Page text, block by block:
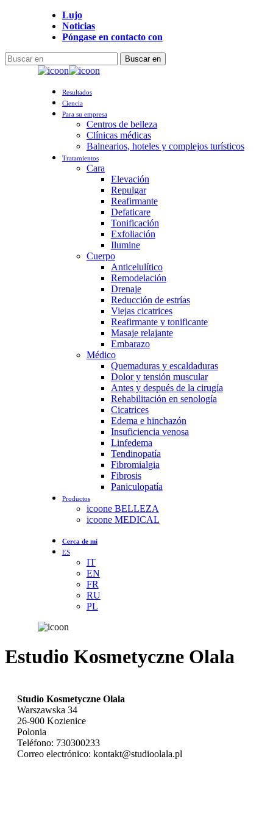
Lujo
Noticias
Póngase en contacto con
Buscar en
Menú
Resultados
Ciencia
Para su empresa
Centros de belleza
Clínicas médicas
Balnearios, hoteles y complejos turísticos
Tratamientos
Cara
Elevación
Repulgar
Reafirmante
Defaticare
Tonificación
Exfoliación
Ilumine
Cuerpo
Anticelulítico
Remodelación
Drenaje
Reducción de estrías
Viejas cicatrices
Reafirmante y tonificante
Masaje relajante
Embarazo
Médico
Quemaduras y escaldaduras
Dolor y tensión muscular
Antes y después de la cirugía
Rehabilitación en senología
Cicatrices
Edema e hinchazón
Insuficiencia venosa
Linfedema
Tendinopatía
Fibromialgia
Fibrosis
Paniculopatía
Productos
icoone BELLEZA
icoone MEDICAL
Cerca de mí
ES
IT
EN
FR
RU
PL
Estudio Kosmetyczne Olala
Studio Kosmetyczne Olala
Warszawska 34
26-900 Kozienice
Polonia
Teléfono: 730300233
Correo electrónico: kontakt@studioolala.pl